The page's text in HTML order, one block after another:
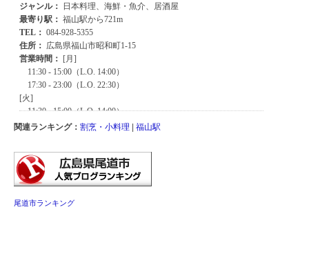
関連ランキング： 割烹・小料理 | 福山駅
尾道市ランキング